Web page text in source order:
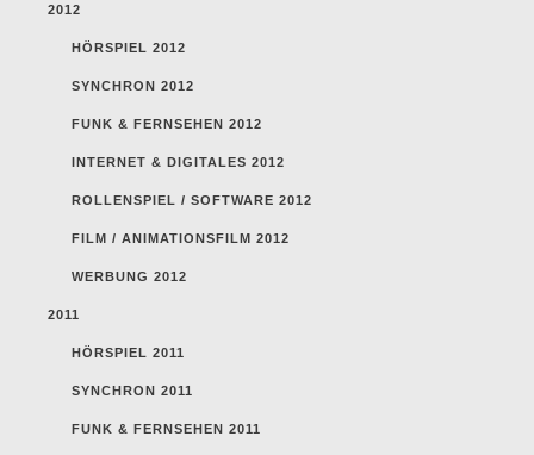
2012
HÖRSPIEL 2012
SYNCHRON 2012
FUNK & FERNSEHEN 2012
INTERNET & DIGITALES 2012
ROLLENSPIEL / SOFTWARE 2012
FILM / ANIMATIONSFILM 2012
WERBUNG 2012
2011
HÖRSPIEL 2011
SYNCHRON 2011
FUNK & FERNSEHEN 2011